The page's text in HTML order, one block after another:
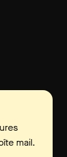
mail.